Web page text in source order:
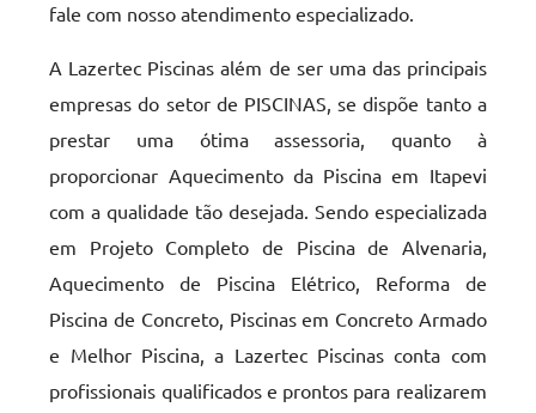
fale com nosso atendimento especializado.
A Lazertec Piscinas além de ser uma das principais
empresas do setor de PISCINAS, se dispõe tanto a
prestar uma ótima assessoria, quanto à
proporcionar Aquecimento da Piscina em Itapevi
com a qualidade tão desejada. Sendo especializada
em Projeto Completo de Piscina de Alvenaria,
Aquecimento de Piscina Elétrico, Reforma de
Piscina de Concreto, Piscinas em Concreto Armado
e Melhor Piscina, a Lazertec Piscinas conta com
profissionais qualificados e prontos para realizarem